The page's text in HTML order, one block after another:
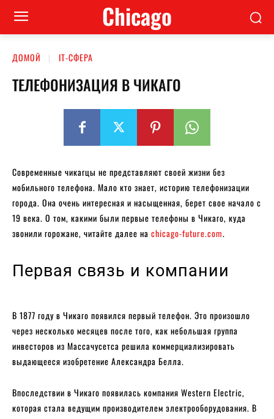
Сhicago
ДОМОЙ ІТ-СФЕРА
ТЕЛЕФОНИЗАЦИЯ В ЧИКАГО
Современные чикагцы не представляют своей жизни без
мобильного телефона. Мало кто знает, историю телефонизации
города. Она очень интересная и насыщенная, берет свое начало с
19 века. О том, какими были первые телефоны в Чикаго, куда
звонили горожане, читайте далее на chicago-future.com.
Первая связь и компании
В 1877 году в Чикаго появился первый телефон. Это произошло
через несколько месяцев после того, как небольшая группа
инвесторов из Массачусетса решила коммерциализировать
выдающееся изобретение Александра Белла.
Впоследствии в Чикаго появилась компания Western Electric,
которая стала ведущим производителем электрооборудования. В